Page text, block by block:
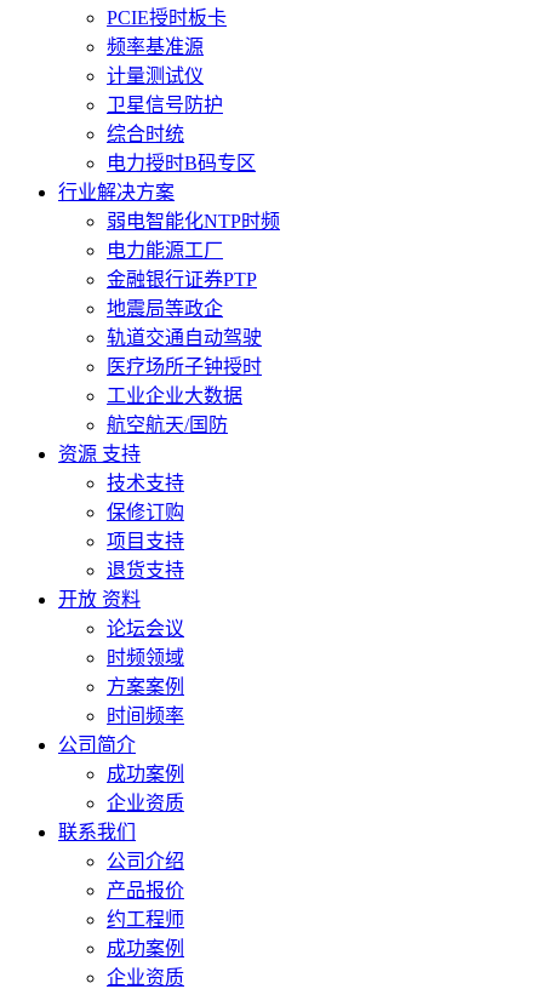
PCIE授时板卡
频率基准源
计量测试仪
卫星信号防护
综合时统
电力授时B码专区
行业解决方案
弱电智能化NTP时频
电力能源工厂
金融银行证券PTP
地震局等政企
轨道交通自动驾驶
医疗场所子钟授时
工业企业大数据
航空航天/国防
资源 支持
技术支持
保修订购
项目支持
退货支持
开放 资料
论坛会议
时频领域
方案案例
时间频率
公司简介
成功案例
企业资质
联系我们
公司介绍
产品报价
约工程师
成功案例
企业资质